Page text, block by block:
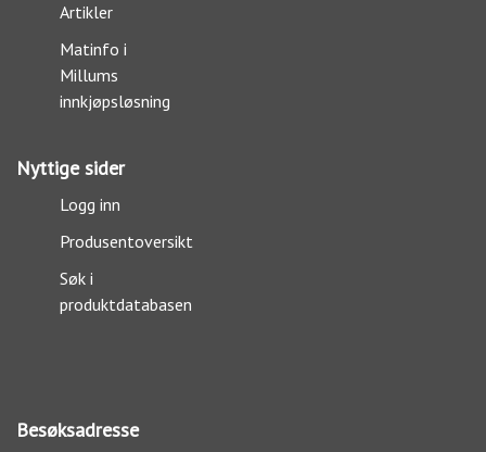
Artikler
Matinfo i
Millums
innkjøpsløsning
Nyttige sider
Logg inn
Produsentoversikt
Søk i
produktdatabasen
Besøksadresse